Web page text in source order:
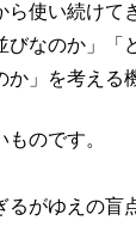
使い続けて
びなのか」「
」を考える
のです。
るがゆえの盲